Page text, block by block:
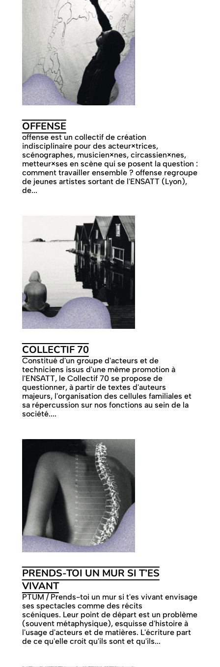
OFFENSE
offense est un collectif de création
indisciplinaire pour des acteur×trices,
scénographes, musicien×nes, circassien×nes,
metteur×ses en scène qui se posent la question :
comment travailler ensemble ? offense regroupe
de jeunes artistes sortant de l'ENSATT (Lyon),
de...
COLLECTIF 70
Constitué d'un groupe d'acteurs et de
techniciens issus d'une même promotion à
l'ENSATT, le Collectif 70 se propose de
questionner, à partir de textes d'auteurs
majeurs, l'organisation des cellules familiales et
sa répercussion sur nos fonctions au sein de la
société....
PRENDS-TOI UN MUR SI T’ES
VIVANT
PTUM / Prends-toi un mur si t'es vivant envisage
ses spectacles comme des récits
scéniques. Leur point de départ est un problème
(souvent métaphysique), esquisse d'histoire à
l'usage d'acteurs et de matières. L'écriture part
de ce qu'elle croit qu'ils sont et qu'ils...